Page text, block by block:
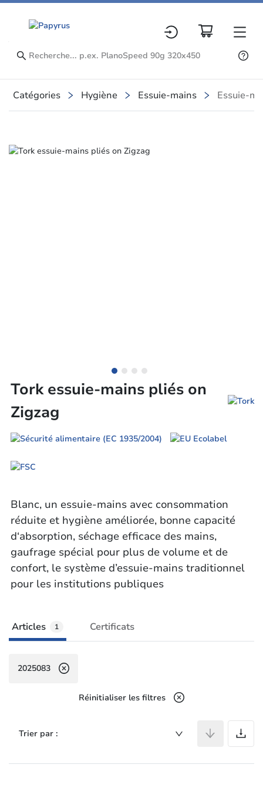
Catégories Hygiène Essuie-mains Essuie-
Slide 1 of 4
Tork essuie-mains pliés on
Zigzag
Blanc, un essuie-mains avec consommation
réduite et hygiène améliorée, bonne capacité
d‘absorption, séchage efficace des mains,
gaufrage spécial pour plus de volume et de
confort, le système d’essuie-mains traditionnel
pour les institutions publiques
Articles 1 Certificats
2025083
Réinitialiser les filtres
Trier par :